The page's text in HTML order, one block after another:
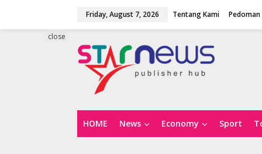
Friday, August 7, 2026 Tentang Kami Pedoman
HOME News Economy Sport
close